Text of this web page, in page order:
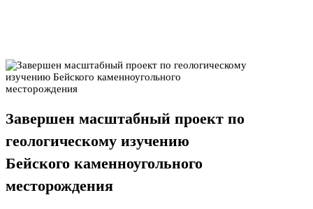
Завершен масштабный проект по
геологическому изучению
Бейского каменноугольного
месторождения